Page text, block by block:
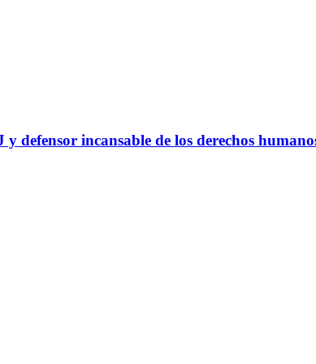
defensor incansable de los derechos